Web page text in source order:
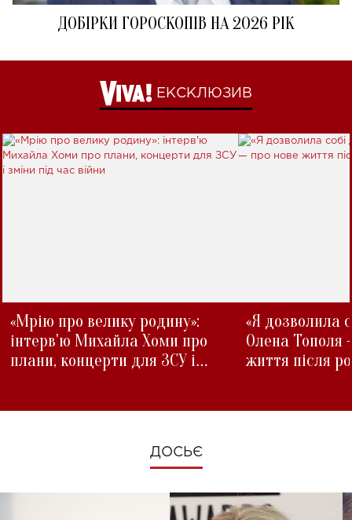
ДОБІРКИ ГОРОСКОПІВ НА 2026 РІК
ЕКСКЛЮЗИВ
«Мрію про велику родину»:
інтерв'ю Михайла Хоми про
плани, концерти для ЗСУ і
«Я дозволила
Олена Тополя
життя після
ДОСЬЄ